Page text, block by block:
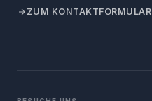
ZUM KONTAKTFORMULAR